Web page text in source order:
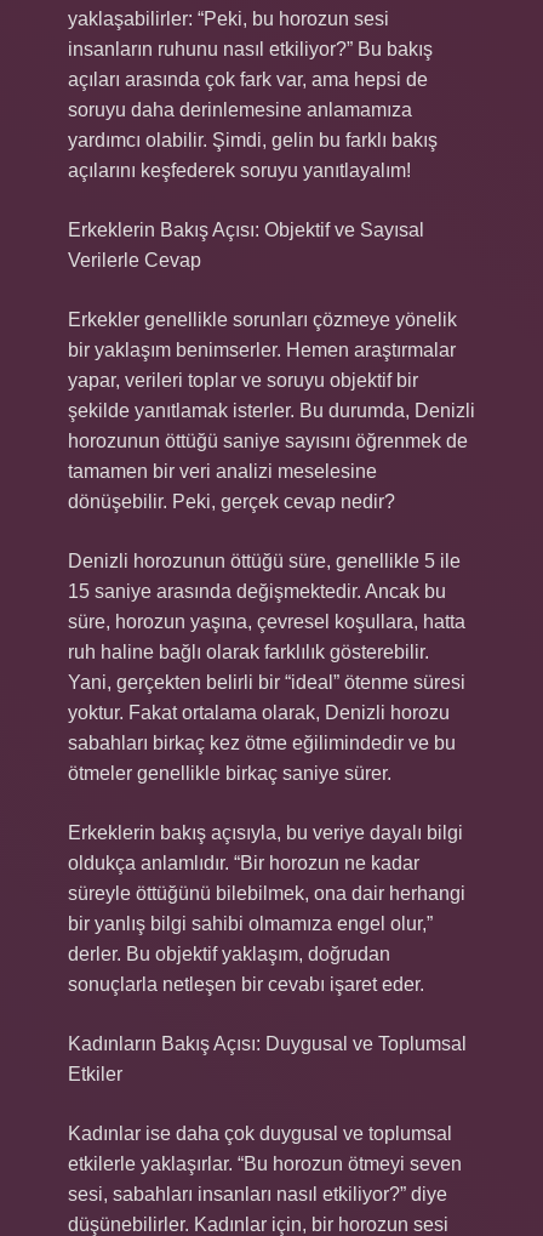
yaklaşabilirler: “Peki, bu horozun sesi
insanların ruhunu nasıl etkiliyor?” Bu bakış
açıları arasında çok fark var, ama hepsi de
soruyu daha derinlemesine anlamamıza
yardımcı olabilir. Şimdi, gelin bu farklı bakış
açılarını keşfederek soruyu yanıtlayalım!
Erkeklerin Bakış Açısı: Objektif ve Sayısal
Verilerle Cevap
Erkekler genellikle sorunları çözmeye yönelik
bir yaklaşım benimserler. Hemen araştırmalar
yapar, verileri toplar ve soruyu objektif bir
şekilde yanıtlamak isterler. Bu durumda, Denizli
horozunun öttüğü saniye sayısını öğrenmek de
tamamen bir veri analizi meselesine
dönüşebilir. Peki, gerçek cevap nedir?
Denizli horozunun öttüğü süre, genellikle 5 ile
15 saniye arasında değişmektedir. Ancak bu
süre, horozun yaşına, çevresel koşullara, hatta
ruh haline bağlı olarak farklılık gösterebilir.
Yani, gerçekten belirli bir “ideal” ötenme süresi
yoktur. Fakat ortalama olarak, Denizli horozu
sabahları birkaç kez ötme eğilimindedir ve bu
ötmeler genellikle birkaç saniye sürer.
Erkeklerin bakış açısıyla, bu veriye dayalı bilgi
oldukça anlamlıdır. “Bir horozun ne kadar
süreyle öttüğünü bilebilmek, ona dair herhangi
bir yanlış bilgi sahibi olmamıza engel olur,”
derler. Bu objektif yaklaşım, doğrudan
sonuçlarla netleşen bir cevabı işaret eder.
Kadınların Bakış Açısı: Duygusal ve Toplumsal
Etkiler
Kadınlar ise daha çok duygusal ve toplumsal
etkilerle yaklaşırlar. “Bu horozun ötmeyi seven
sesi, sabahları insanları nasıl etkiliyor?” diye
düşünebilirler. Kadınlar için, bir horozun sesi